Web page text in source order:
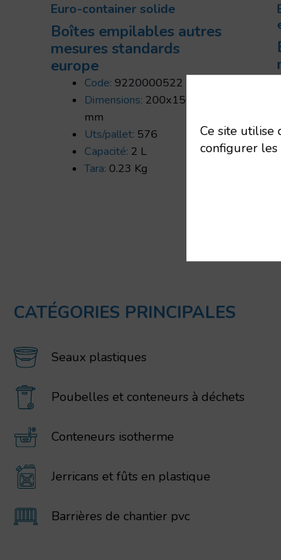
Euro-container solide
Boîtes empilables autres
mesures standards
europe
Code: 9220000522
Dimensions: 200x150x118
mm
Uts/pallet: 576
Capacité: 2 L
Tara: 0.23 Kg
CATÉGORIES PRINCIPALES
Seaux plastiques
Poubelles et conteneurs à déchets
Conteneurs isotherme
Jerricans et fûts en plastique
Barrières de chantier pvc
Ce site utilise
configurer les